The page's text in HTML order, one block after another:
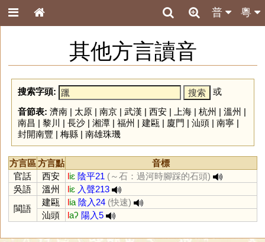
粵
普
其他方言讀音
搜索字頭:
或
音節表: 濟南| 太原| 南京| 武漢 | 西安| 上海| 杭州 | 溫州 |
南昌 | 黎川 | 長沙| 湘潭| 福州 | 建甌 | 廈門 | 汕頭| 南寧|
封開南豐 | 梅縣| 南雄珠璣
方言區方言點
音標
官話
西安 liɛ 陰平21 (～石：過河時腳踩的石頭)
吳語
溫州 liɛ 入聲213
閩語
建甌 lia 陰入24 (快速)
汕頭
laʔ 陽入5